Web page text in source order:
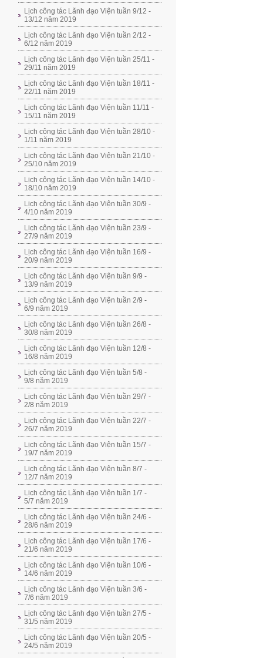
Lịch công tác Lãnh đạo Viện tuần 9/12 -
13/12 năm 2019
Lịch công tác Lãnh đạo Viện tuần 2/12 -
6/12 năm 2019
Lịch công tác Lãnh đạo Viện tuần 25/11 -
29/11 năm 2019
Lịch công tác Lãnh đạo Viện tuần 18/11 -
22/11 năm 2019
Lịch công tác Lãnh đạo Viện tuần 11/11 -
15/11 năm 2019
Lịch công tác Lãnh đạo Viện tuần 28/10 -
1/11 năm 2019
Lịch công tác Lãnh đạo Viện tuần 21/10 -
25/10 năm 2019
Lịch công tác Lãnh đạo Viện tuần 14/10 -
18/10 năm 2019
Lịch công tác Lãnh đạo Viện tuần 30/9 -
4/10 năm 2019
Lịch công tác Lãnh đạo Viện tuần 23/9 -
27/9 năm 2019
Lịch công tác Lãnh đạo Viện tuần 16/9 -
20/9 năm 2019
Lịch công tác Lãnh đạo Viện tuần 9/9 -
13/9 năm 2019
Lịch công tác Lãnh đạo Viện tuần 2/9 -
6/9 năm 2019
Lịch công tác Lãnh đạo Viện tuần 26/8 -
30/8 năm 2019
Lịch công tác Lãnh đạo Viện tuần 12/8 -
16/8 năm 2019
Lịch công tác Lãnh đạo Viện tuần 5/8 -
9/8 năm 2019
Lịch công tác Lãnh đạo Viện tuần 29/7 -
2/8 năm 2019
Lịch công tác Lãnh đạo Viện tuần 22/7 -
26/7 năm 2019
Lịch công tác Lãnh đạo Viện tuần 15/7 -
19/7 năm 2019
Lịch công tác Lãnh đạo Viện tuần 8/7 -
12/7 năm 2019
Lịch công tác Lãnh đạo Viện tuần 1/7 -
5/7 năm 2019
Lịch công tác Lãnh đạo Viện tuần 24/6 -
28/6 năm 2019
Lịch công tác Lãnh đạo Viện tuần 17/6 -
21/6 năm 2019
Lịch công tác Lãnh đạo Viện tuần 10/6 -
14/6 năm 2019
Lịch công tác Lãnh đạo Viện tuần 3/6 -
7/6 năm 2019
Lịch công tác Lãnh đạo Viện tuần 27/5 -
31/5 năm 2019
Lịch công tác Lãnh đạo Viện tuần 20/5 -
24/5 năm 2019